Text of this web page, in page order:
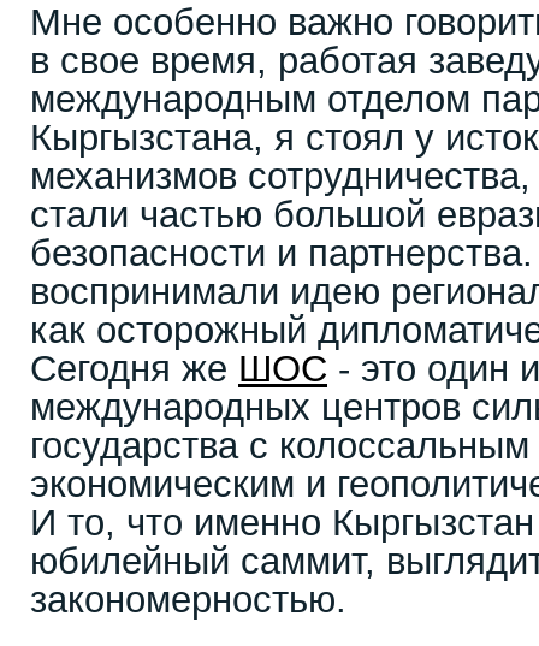
Мне особенно важно
в свое время, работая
международным отделом
Кыргызстана, я стоял у
механизмов
стали частью большой
безопасности и
воспринимали идею
как осторожный
Сегодня же ШОС - это один
международных центров
государства с
экономическим и
И то, что именно
юбилейный саммит,
закономерностью.